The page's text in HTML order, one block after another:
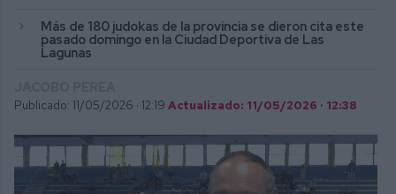
Más de 180 judokas de la provincia se dieron cita este
pasado domingo en la Ciudad Deportiva de Las
Lagunas
Publicado: 11/05/2026 · 12:19 Actualizado: 11/05/2026 · 12:38